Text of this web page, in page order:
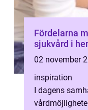
Fördelarna
sjukvård i
02 november
inspiration
I dagens